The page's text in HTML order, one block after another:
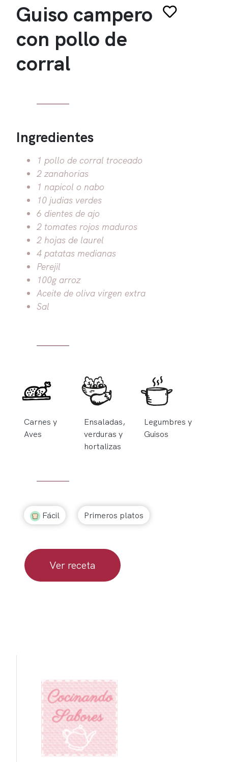
Guiso campero
con pollo de
corral
Ingredientes
1 pollo de corral troceado
2 zanahorias
1 napicol o nabo
10 judias verdes
6 dientes de ajo
2 tomates rojos maduros
2 hojas de laurel
4 patatas medianas
Perejil
100g arroz
Aceite de oliva virgen extra
Sal
Carnes y
Aves
Ensaladas,
verduras y
hortalizas
Legumbres y
Guisos
Fácil Primeros platos
Ver receta